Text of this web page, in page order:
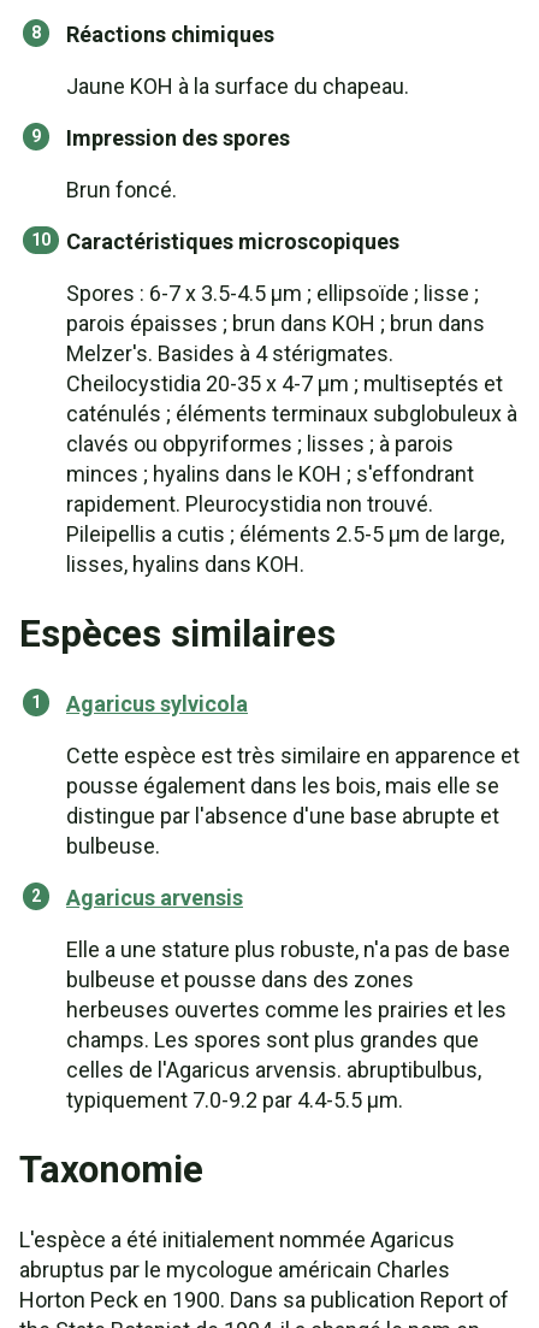
Réactions chimiques
Jaune KOH à la surface du chapeau.
Impression des spores
Brun foncé.
Caractéristiques microscopiques
Spores : 6-7 x 3.5-4.5 µm ; ellipsoïde ; lisse ;
parois épaisses ; brun dans KOH ; brun dans
Melzer's. Basides à 4 stérigmates.
Cheilocystidia 20-35 x 4-7 µm ; multiseptés et
caténulés ; éléments terminaux subglobuleux à
clavés ou obpyriformes ; lisses ; à parois
minces ; hyalins dans le KOH ; s'effondrant
rapidement. Pleurocystidia non trouvé.
Pileipellis a cutis ; éléments 2.5-5 µm de large,
lisses, hyalins dans KOH.
Espèces similaires
Agaricus sylvicola
Cette espèce est très similaire en apparence et
pousse également dans les bois, mais elle se
distingue par l'absence d'une base abrupte et
bulbeuse.
Agaricus arvensis
Elle a une stature plus robuste, n'a pas de base
bulbeuse et pousse dans des zones
herbeuses ouvertes comme les prairies et les
champs. Les spores sont plus grandes que
celles de l'Agaricus arvensis. abruptibulbus,
typiquement 7.0-9.2 par 4.4-5.5 µm.
Taxonomie
L'espèce a été initialement nommée Agaricus
abruptus par le mycologue américain Charles
Horton Peck en 1900. Dans sa publication Report of